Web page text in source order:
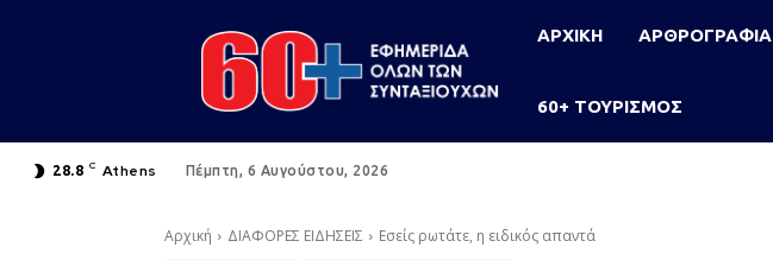
ΑΡΧΙΚΗ ΑΡΘΡΟΓΡΑΦΙΑ
60+ ΤΟΥΡΙΣΜΟΣ
28.8 C Athens Πέμπτη, 6 Αυγούστου, 2026
Αρχική ΔΙΑΦΟΡΕΣ ΕΙΔΗΣΕΙΣ Εσείς ρωτάτε, η ειδικός απαντά